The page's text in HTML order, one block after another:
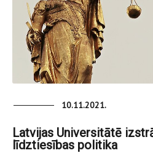
10.11.2021.
Latvijas Universitātē
līdztiesības politika